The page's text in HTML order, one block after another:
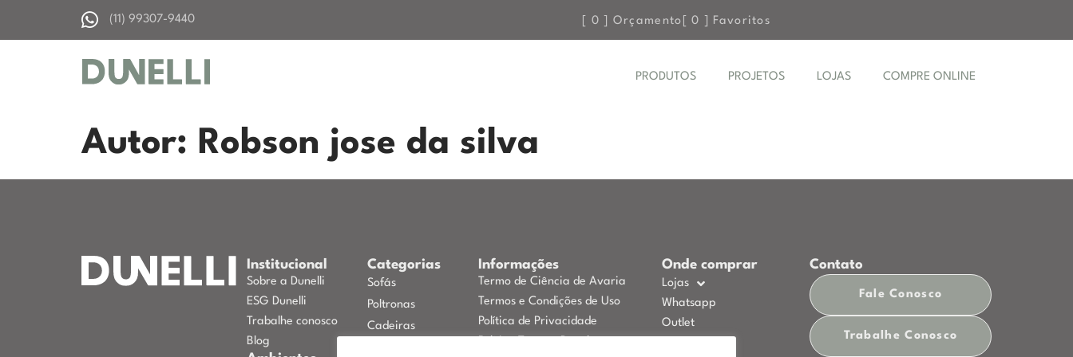
(11) 99307-9440 0 ] Orçamento [0 ] Favoritos
PRODUTOS PROJETOS LOJAS COMPRE ONLINE
Autor: Robson jose da silva
Institucional
Sobre a Dunelli
ESG Dunelli
Trabalhe conosco
Blog
Categorias
Sofás
Poltronas
Cadeiras
Informações
Termo de Ciência de Avaria
Termos e Condições de Uso
Política de Privacidade
Onde comprar
Lojas
Whatsapp
Outlet
Contato
Fale Conosco
Trabalhe Conosco